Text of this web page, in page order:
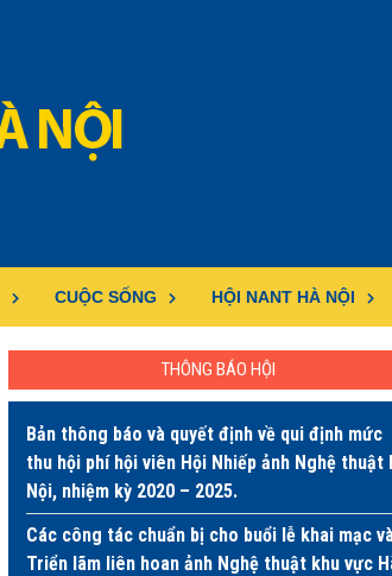
CUỘC SỐNG HỘI NANT HÀ NỘI
THÔNG BÁO HỘI
Bản thông báo và quyết định về qui định mức
thu hội phí hội viên Hội Nhiếp ảnh Nghệ thuật
Nội, nhiệm kỳ 2020 – 2025.
Các công tác chuẩn bị cho buổi lễ khai mạc
Triển lãm liên hoan ảnh Nghệ thuật khu vực